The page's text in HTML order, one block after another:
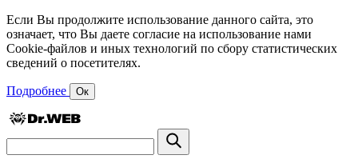
Если Вы продолжите использование данного сайта, это
означает, что Вы даете согласие на использование нами
Cookie-файлов и иных технологий по сбору статистических
сведений о посетителях.
Подробнее Ок